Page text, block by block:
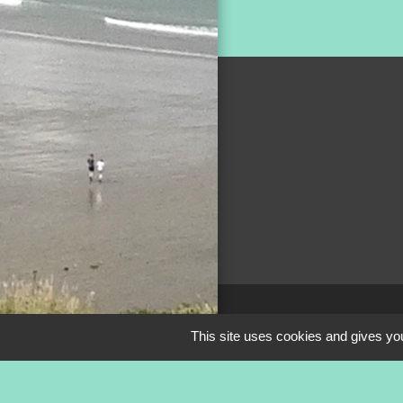
Mentions
This site uses cookies and gives